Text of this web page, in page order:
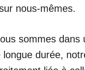
nous-mêmes.
sommes dans
longue durée,